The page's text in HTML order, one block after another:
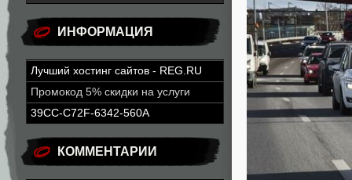
ИНФОРМАЦИЯ
Лучший хостинг сайтов - REG.RU
Промокод 5% скидки на услуги
39CC-C72F-6342-560A
КОММЕНТАРИИ